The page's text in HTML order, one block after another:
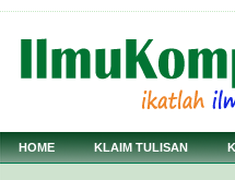
HOME KLAIM TULISAN